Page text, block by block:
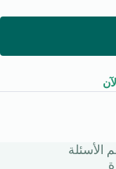
الأسئلة